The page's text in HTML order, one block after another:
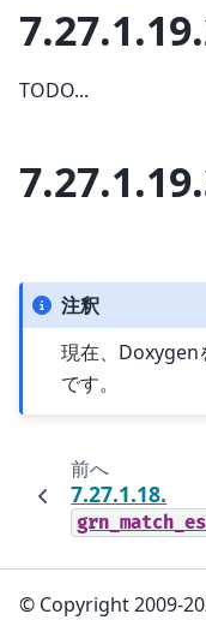
TODO...
注釈
現在、Doxygen
です。
前へ
7.27.1.18.
© Copyright 2009-